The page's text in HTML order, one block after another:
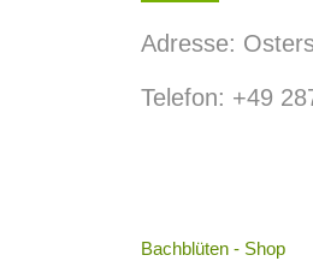
Adresse:
Telefon: +49
Bachblüten - Shop